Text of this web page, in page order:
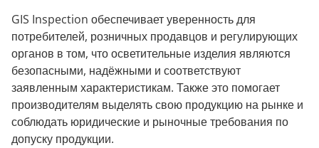
GIS Inspection обеспечивает уверенность для
потребителей, розничных продавцов и регулирующих
органов в том, что осветительные изделия являются
безопасными, надёжными и соответствуют
заявленным характеристикам. Также это помогает
производителям выделять свою продукцию на рынке и
соблюдать юридические и рыночные требования по
допуску продукции.